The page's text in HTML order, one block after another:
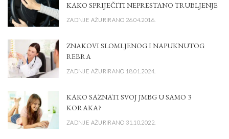
KAKO SPRIJEČITI NEPRESTANO TRUBLJENJE
ZADNJE AŽURIRANO 26.04.2016.
ZNAKOVI SLOMLJENOG I NAPUKNUTOG
REBRA
ZADNJE AŽURIRANO 18.01.2024.
KAKO SAZNATI SVOJ JMBG U SAMO 3
KORAKA?
ZADNJE AŽURIRANO 31.10.2022.